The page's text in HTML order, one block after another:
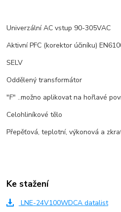
Univerzální AC vstup 90-305VAC
Aktivní PFC (korektor účiníku)
SELV
Oddělený transformátor
"F" ..možno aplikovat na hořlavé
Celohliníkové tělo
Přepěťová, teplotní, výkonová a
Ke stažení
LNE-24V100WDCA datalist